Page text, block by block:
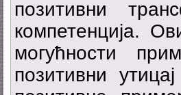
позитивни
компетенција.
могућности
позитивни